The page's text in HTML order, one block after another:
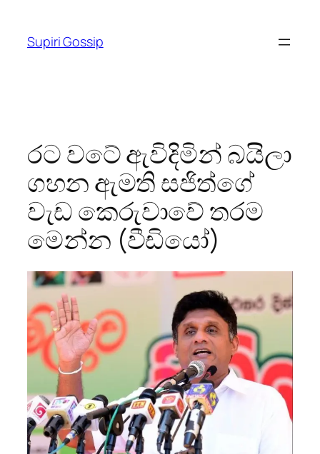
content
Supiri Gossip
රට වටේ ඇවිදිමින් බයිලා
ගහන ඇමති සජිත්ගේ
වැඩ කෙරුවාවේ තරම
මෙන්න (වීඩියෝ)